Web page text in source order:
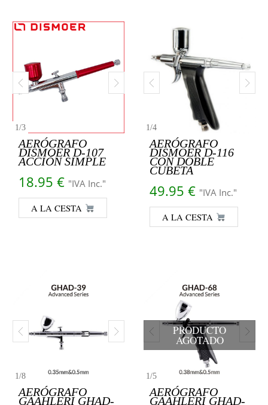
1/3
AERÓGRAFO
DISMOER D-107
ACCIÓN SIMPLE
18.95 € "IVA Inc."
A LA CESTA
1/4
AERÓGRAFO
DISMOER D-116
CON DOBLE
CUBETA
49.95 € "IVA Inc."
A LA CESTA
1/8
AERÓGRAFO
GAAHLERI GHAD-
1/5
PRODUCTO
AGOTADO
AERÓGRAFO
GAAHLERI GHAD-